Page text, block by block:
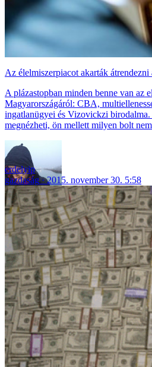
Az élelmiszerpiacot akarták átrendezni
A plázastopban minden benne van az
Magyarországáról: CBA,
ingatlanügyei és Vizovickzi birodalma.
megnézheti, ön mellett milyen bolt
erdelyip
gazdaság
2015. november 30. 5:58